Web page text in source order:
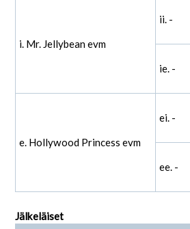
i. Mr. Jellybean evm
ii. -
ie. -
e. Hollywood Princess evm
ei. -
ee. -
Jälkeläiset